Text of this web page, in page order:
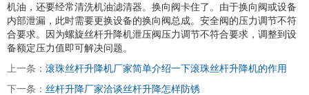
机油，还要经常清洗机油滤清器。换向阀卡住了。由于换向阀或设备
内部泄漏，此时需要更换设备的换向阀总成。安全阀的压力调节不符
合要求。因为螺旋丝杆升降机泄压阀压力调节不符合要求，调整到设
备额定压力值即可解决问题。
上一条： 滚珠丝杆升降机厂家简单介绍一下滚珠丝杆升降机的作用
下一条： 丝杆升降厂家洽谈丝杆升降怎样防锈